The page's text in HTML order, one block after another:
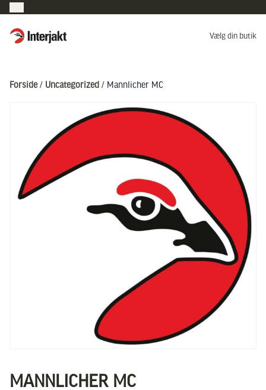
Interjakt DK Vælg din butik
Forside/ Uncategorized / Mannlicher MC
MANNLICHER MC